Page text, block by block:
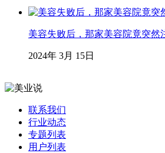
美容失败后，那家美容院竟突
2024年 3月 15日
联系我们
行业动态
专题列表
用户列表